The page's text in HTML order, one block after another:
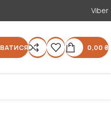
Viber
0,00 ₴